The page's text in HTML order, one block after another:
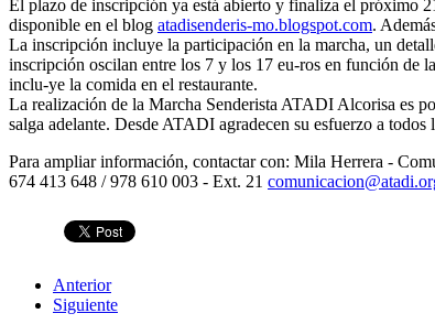
El plazo de inscripción ya está abierto y finaliza el próximo
disponible en el blog atadisenderis-mo.blogspot.com.
La inscripción incluye la participación en la marcha, un
inscripción oscilan entre los 7 y los 17 eu-ros en función de
inclu-ye la comida en el restaurante.
La realización de la Marcha Senderista ATADI Alcorisa es
salga adelante. Desde ATADI agradecen su esfuerzo a
Para ampliar información, contactar con: Mila Herrera -
674 413 648 / 978 610 003 - Ext. 21
Anterior
Siguiente